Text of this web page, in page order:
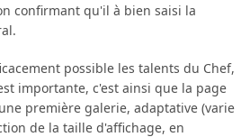
confirmant qu'il à bien saisi la
possible les talents du Chef,
importante, c'est ainsi que la page
première galerie, adaptative (varie
de la taille d'affichage, en